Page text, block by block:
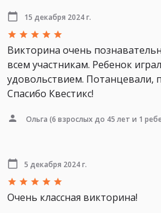
15 декабря 2024 г.
Викторина очень
всем участникам. Ребенок
удовольствием. Потанцевали,
Спасибо Квестикс!
Ольга (6 взрослых до 45 лет и 1
5 декабря 2024 г.
Очень классная викторина!